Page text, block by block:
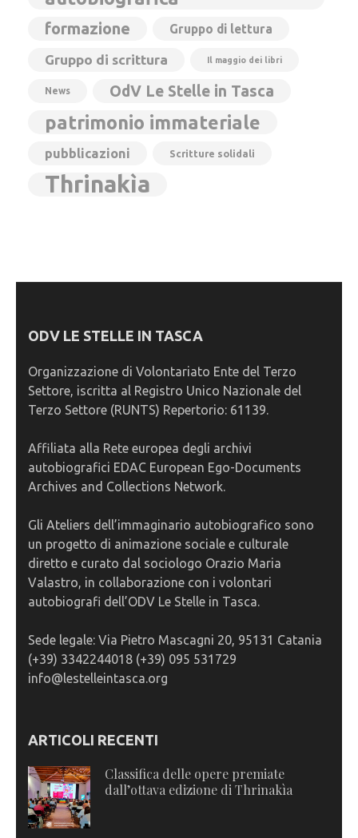
formazione Gruppo di lettura
Gruppo di scrittura Il maggio dei libri
News OdV Le Stelle in Tasca
patrimonio immateriale
pubblicazioni Scritture solidali
Thrinakìa
ODV LE STELLE IN TASCA
Organizzazione di Volontariato Ente del Terzo
Settore, iscritta al Registro Unico Nazionale del
Terzo Settore (RUNTS) Repertorio: 61139.
Affiliata alla Rete europea degli archivi
autobiografici EDAC European Ego-Documents
Archives and Collections Network.
Gli Ateliers dell’immaginario autobiografico sono
un progetto di animazione sociale e culturale
diretto e curato dal sociologo Orazio Maria
Valastro, in collaborazione con i volontari
autobiografi dell’ODV Le Stelle in Tasca.
Sede legale: Via Pietro Mascagni 20, 95131 Catania
(+39) 3342244018 (+39) 095 531729
info@lestelleintasca.org
ARTICOLI RECENTI
Classifica delle opere premiate
dall’ottava edizione di Thrinakìa